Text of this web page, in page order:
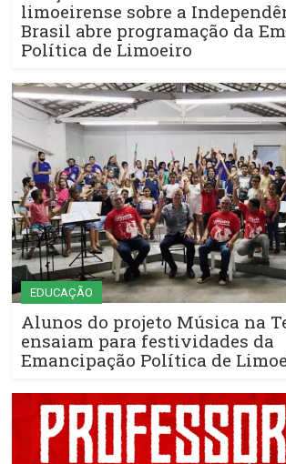
limoeirense sobre a
Brasil abre programação da
Política de Limoeiro
EDUCAÇÃO
Alunos do projeto Música na
ensaiam para festividades da
Emancipação Política de